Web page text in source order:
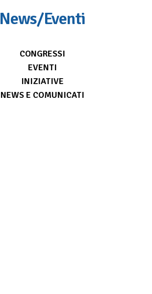
News/Eventi
CONGRESSI
EVENTI
INIZIATIVE
NEWS E COMUNICATI